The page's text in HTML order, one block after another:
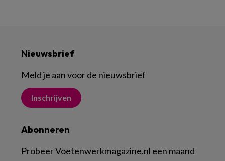
Nieuwsbrief
Meld je aan voor de nieuwsbrief
Inschrijven
Abonneren
Probeer Voetenwerkmagazine.nl een maand